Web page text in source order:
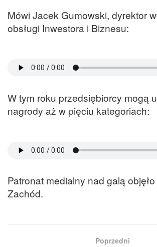
Mówi Jacek Gumowski, dyrektor
obsługi Inwestora i Biznesu:
W tym roku przedsiębiorcy mogą
nagrody aż w pięciu kategoriach:
Patronat medialny nad galą
Zachód.
Poprzedni